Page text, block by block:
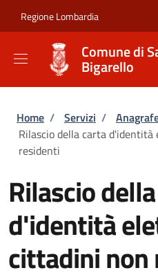
Regione Lombardia
Comune di
Bigarello
Briciole di
Home / Servizi /
Rilascio della carta
residenti
Rilascio
d'identità
cittadini non